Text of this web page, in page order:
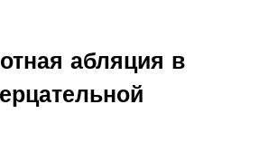
абляция в